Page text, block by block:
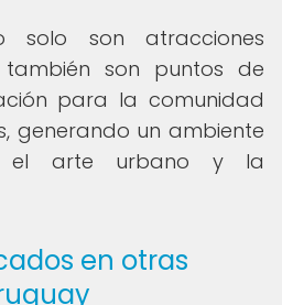
solo son atracciones
también son puntos de
para la comunidad
generando un ambiente
el arte urbano y la
en otras